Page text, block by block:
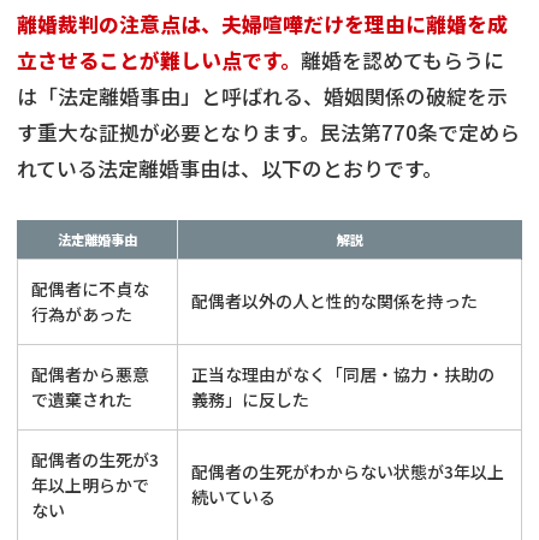
離婚裁判の注意点は、夫婦喧嘩だけを理由に離婚を成
立させることが難しい点です。 離婚を認めてもらうに
は「法定離婚事由」と呼ばれる、婚姻関係の破綻を示
す重大な証拠が必要となります。民法第770条で定めら
れている法定離婚事由は、以下のとおりです。
法定離婚事由 解説
配偶者に不貞な
行為があった
配偶者以外の人と性的な関係を持った
配偶者から悪意
で遺棄された
正当な理由がなく「同居・協力・扶助の
義務」に反した
配偶者の生死が3
年以上明らかで
ない
配偶者の生死がわからない状態が3年以上
続いている